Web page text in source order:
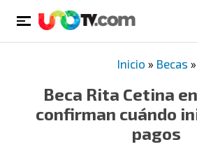
Inicio » Becas »
Beca Rita Cetina
confirman cuándo
pagos